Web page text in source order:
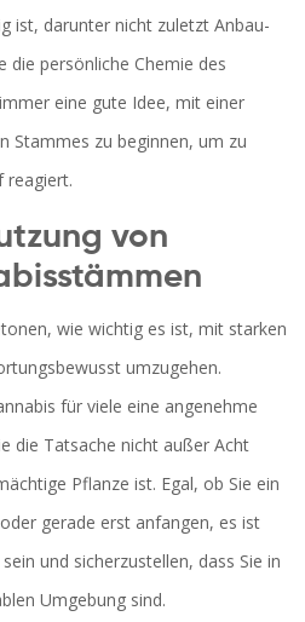
ist, darunter nicht zuletzt Anbau-
die persönliche Chemie des
eine gute Idee, mit einer
Stammes zu beginnen, um zu
reagiert.
von
wie wichtig es ist, mit starken
umzugehen.
für viele eine angenehme
die Tatsache nicht außer Acht
Pflanze ist. Egal, ob Sie ein
gerade erst anfangen, es ist
und sicherzustellen, dass Sie in
Umgebung sind.